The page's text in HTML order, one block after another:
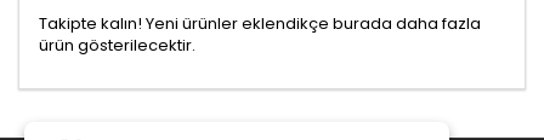
Takipte kalın! Yeni ürünler eklendikçe burada daha fazla
ürün gösterilecektir.